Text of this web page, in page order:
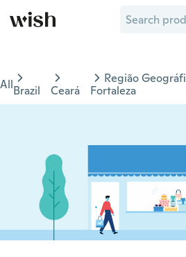
AllBrazil Ceará
Região
Fortaleza